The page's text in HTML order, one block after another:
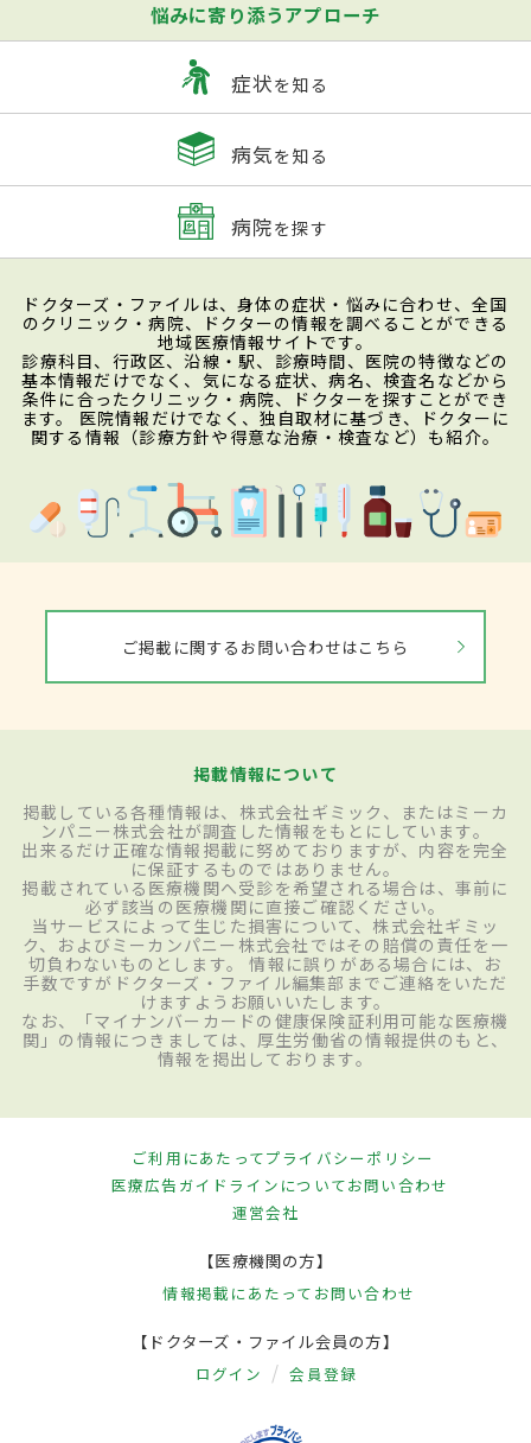
悩みに寄り添うアプローチ
症状を知る
病気を知る
病院を探す
ドクターズ・ファイルは、身体の症状・悩みに合わせ、全国
のクリニック・病院、ドクターの情報を調べることができる
地域医療情報サイトです。
診療科目、行政区、沿線・駅、診療時間、医院の特徴などの
基本情報だけでなく、気になる症状、病名、検査名などから
条件に合ったクリニック・病院、ドクターを探すことができ
ます。 医院情報だけでなく、独自取材に基づき、ドクターに
関する情報（診療方針や得意な治療・検査など）も紹介。
ご掲載に関するお問い合わせはこちら
掲載情報について
掲載している各種情報は、株式会社ギミック、またはミーカ
ンパニー株式会社が調査した情報をもとにしています。
出来るだけ正確な情報掲載に努めておりますが、内容を完全
に保証するものではありません。
掲載されている医療機関へ受診を希望される場合は、事前に
必ず該当の医療機関に直接ご確認ください。
当サービスによって生じた損害について、株式会社ギミッ
ク、およびミーカンパニー株式会社ではその賠償の責任を一
切負わないものとします。 情報に誤りがある場合には、お
手数ですがドクターズ・ファイル編集部までご連絡をいただ
けますようお願いいたします。
なお、「マイナンバーカードの健康保険証利用可能な医療機
関」の情報につきましては、厚生労働省の情報提供のもと、
情報を掲出しております。
ご利用にあたってプライバシーポリシー
医療広告ガイドラインについてお問い合わせ
運営会社
【医療機関の方】
情報掲載にあたって お問い合わせ
【ドクターズ・ファイル会員の方】
ログイン 会員登録